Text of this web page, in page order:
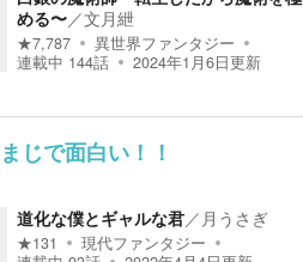
める〜／文月紲
★7,787
異世界ファンタジー
連載中 144話 2024年1月6日更新
まじで面白い！！
道化な僕とギャルな君／ 月うさぎ
★131
現代ファンタジー